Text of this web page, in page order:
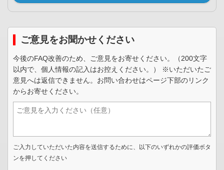
ご意見をお聞かせください
今後のFAQ改善のため、ご意見をお寄せください。（200文字
以内で、個人情報の記入はお控えください。） ※いただいたご
意見へは返信できません。お問い合わせはページ下部のリンク
からお寄せください。
ご入力していただいた内容を送信するために、以下のいずれかの評価ボタ
ンを押してください